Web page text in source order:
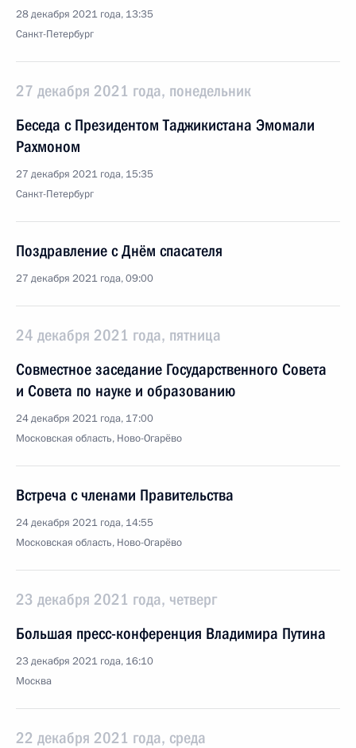
28 декабря 2021 года, 13:35
Санкт-Петербург
27 декабря 2021 года, понедельник
Беседа с Президентом Таджикистана Эмомали
Рахмоном
27 декабря 2021 года, 15:35
Санкт-Петербург
Поздравление с Днём спасателя
27 декабря 2021 года, 09:00
24 декабря 2021 года, пятница
Совместное заседание Государственного Совета
и Совета по науке и образованию
24 декабря 2021 года, 17:00
Московская область, Ново-Огарёво
Встреча с членами Правительства
24 декабря 2021 года, 14:55
Московская область, Ново-Огарёво
23 декабря 2021 года, четверг
Большая пресс-конференция Владимира Путина
23 декабря 2021 года, 16:10
Москва
22 декабря 2021 года, среда